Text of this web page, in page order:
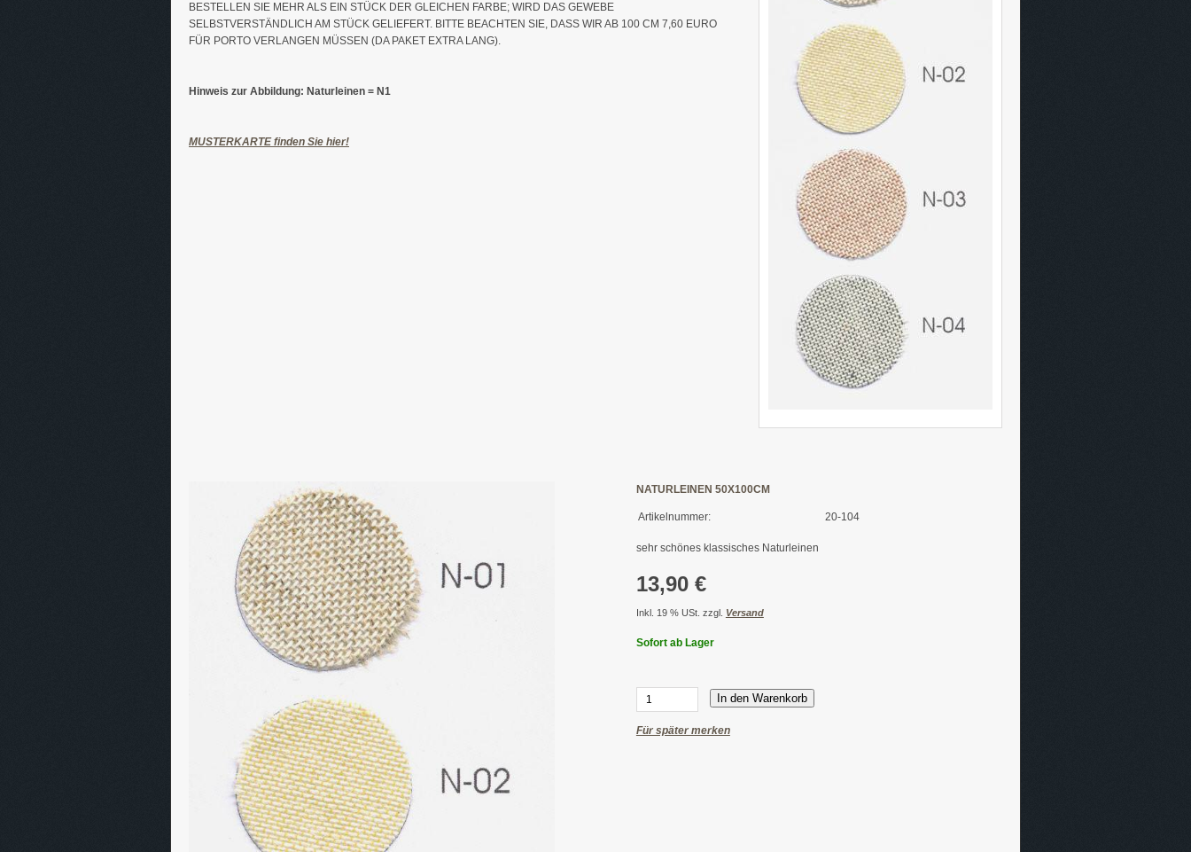
BESTELLEN SIE MEHR ALS EIN STÜCK DER GLEICHEN FARBE; WIRD DAS GEWEBE
SELBSTVERSTÄNDLICH AM STÜCK GELIEFERT. BITTE BEACHTEN SIE, DASS WIR AB 100 CM 7,60 EURO
FÜR PORTO VERLANGEN MÜSSEN (DA PAKET EXTRA LANG).
Hinweis zur Abbildung: Naturleinen = N1
MUSTERKARTE finden Sie hier!
NATURLEINEN 50X100CM
Artikelnummer: 20-104
sehr schönes klassisches Naturleinen
13,90 €
Inkl. 19 % USt. zzgl. Versand
Sofort ab Lager
In den Warenkorb
Für später merken